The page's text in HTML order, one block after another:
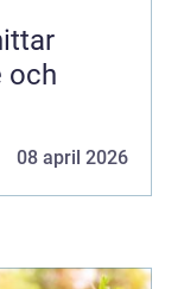
och
08 april 2026